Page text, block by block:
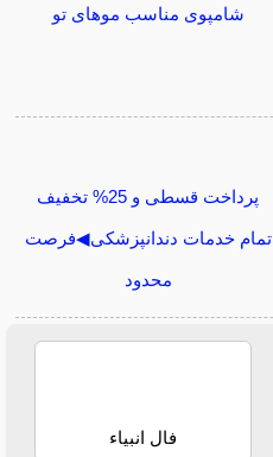
شامپوی مناسب موهای تو
پرداخت قسطی و 25% تخفیف
تمام خدمات دندانپزشکی◀فرصت
محدود
فال انبیاء